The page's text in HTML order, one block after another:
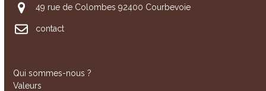
49 rue de Colombes 92400 Courbevoie
contact
Qui sommes-nous ?
Valeurs